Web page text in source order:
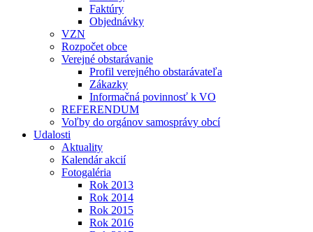
Faktúry
Objednávky
VZN
Rozpočet obce
Verejné obstarávanie
Profil verejného obstarávateľa
Zákazky
Informačná povinnosť k VO
REFERENDUM
Voľby do orgánov samosprávy obcí
Udalosti
Aktuality
Kalendár akcií
Fotogaléria
Rok 2013
Rok 2014
Rok 2015
Rok 2016